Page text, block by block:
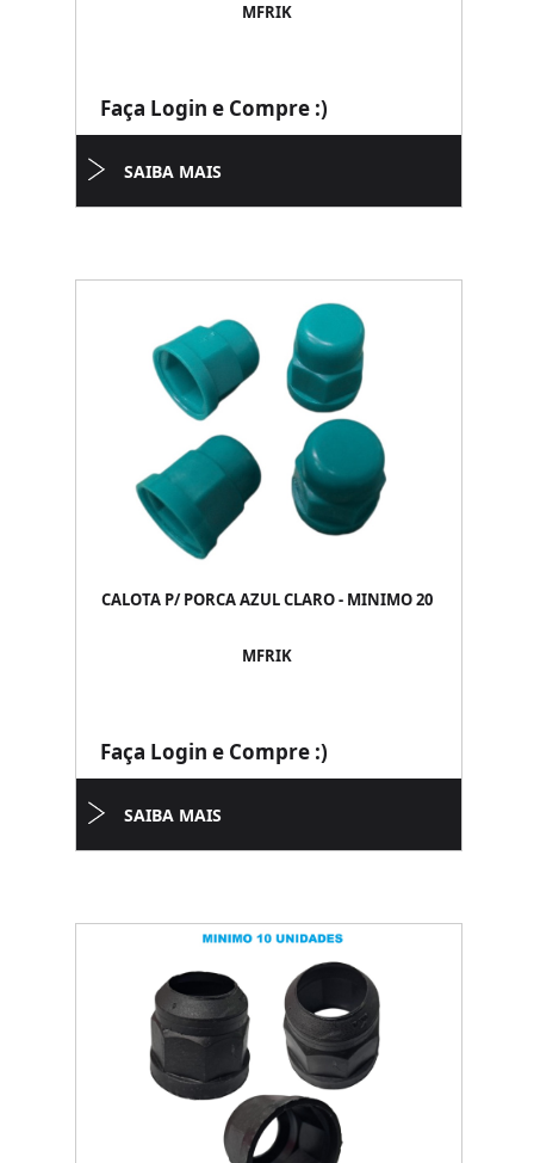
MFRIK
Faça Login e Compre :)
SAIBA MAIS
CALOTA P/ PORCA AZUL CLARO - MINIMO 20
MFRIK
Faça Login e Compre :)
SAIBA MAIS